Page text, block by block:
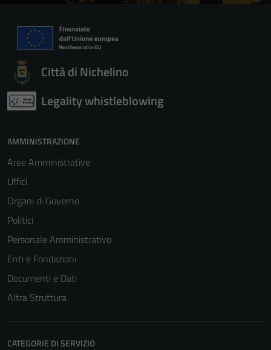
Città di Nichelino
Legality whistleblowing
AMMINISTRAZIONE
Aree Amministrative
Uffici
Organi di Governo
Politici
Personale Amministrativo
Enti e Fondazioni
Documenti e Dati
Altra Struttura
CATEGORIE DI SERVIZIO